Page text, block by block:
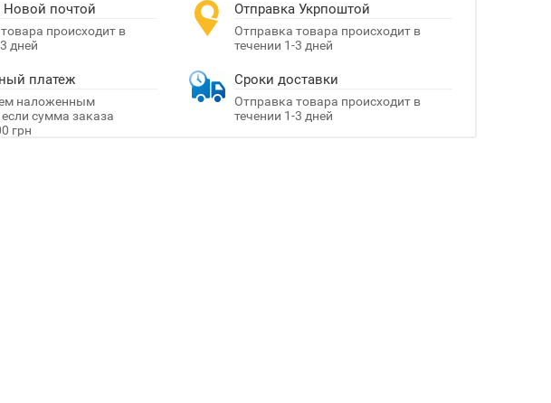
Новой почтой
происходит в
дней
Отправка Укрпоштой
Отправка товара происходит в
течении 1-3 дней
платеж
наложенным
сумма заказа
грн
Сроки доставки
Отправка товара происходит в
течении 1-3 дней